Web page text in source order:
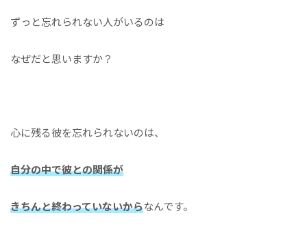
ずっと忘れられない人がいるのは
なぜだと思いますか？
心に残る彼を忘れられないのは、
自分の中で彼との関係が
きちんと終わっていないからなんです。